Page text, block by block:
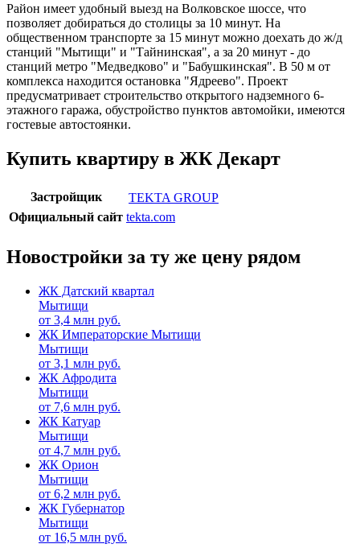
Район имеет удобный выезд на Волковское шоссе, что
позволяет добираться до столицы за 10 минут. На
общественном транспорте за 15 минут можно доехать до ж/д
станций "Мытищи" и "Тайнинская", а за 20 минут - до
станций метро "Медведково" и "Бабушкинская". В 50 м от
комплекса находится остановка "Ядреево". Проект
предусматривает строительство открытого надземного 6-
этажного гаража, обустройство пунктов автомойки, имеются
гостевые автостоянки.
Купить квартиру в ЖК Декарт
Застройщик
TEKTA GROUP
Официальный сайт tekta.com
Новостройки за ту же цену рядом
ЖК Датский квартал
Мытищи
от 3,4 млн руб.
ЖК Императорские Мытищи
Мытищи
от 3,1 млн руб.
ЖК Афродита
Мытищи
от 7,6 млн руб.
ЖК Катуар
Мытищи
от 4,7 млн руб.
ЖК Орион
Мытищи
от 6,2 млн руб.
ЖК Губернатор
Мытищи
от 16,5 млн руб.